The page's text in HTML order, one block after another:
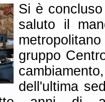
Si è
saluto il
gruppo
dell'ultima